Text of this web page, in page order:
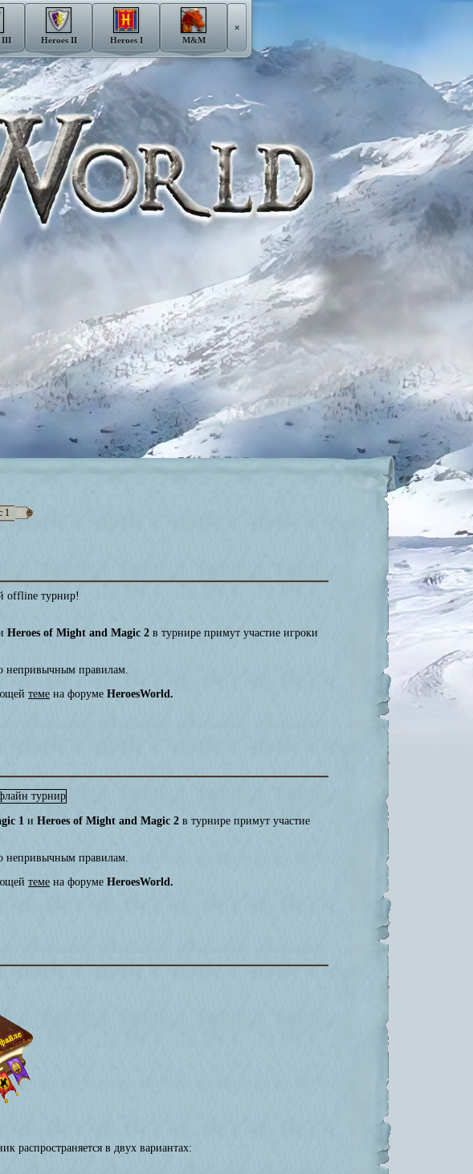
III Heroes II Heroes I M&M
×
1
Heroes of Might and Magic 2 в турнире примут участие игроки
непривычным правилам.
теме на форуме HeroesWorld.
1 и Heroes of Might and Magic 2 в турнире примут участие
непривычным правилам.
теме на форуме HeroesWorld.
распространяется в двух вариантах: